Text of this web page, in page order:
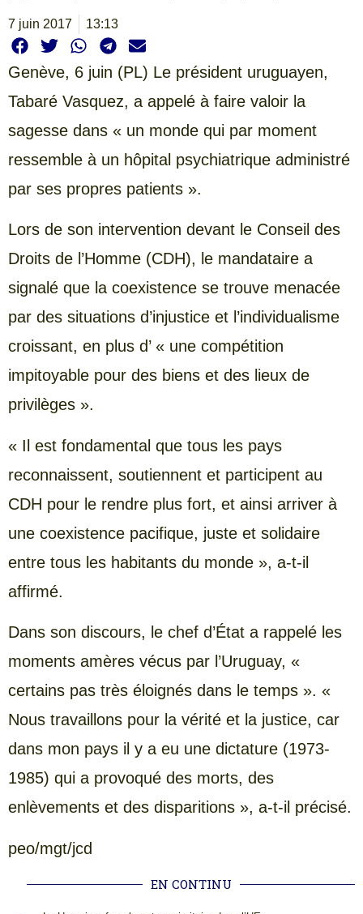
7 juin 2017 13:13
Genève, 6 juin (PL) Le président uruguayen,
Tabaré Vasquez, a appelé à faire valoir la
sagesse dans « un monde qui par moment
ressemble à un hôpital psychiatrique administré
par ses propres patients ».
Lors de son intervention devant le Conseil des
Droits de l’Homme (CDH), le mandataire a
signalé que la coexistence se trouve menacée
par des situations d’injustice et l’individualisme
croissant, en plus d’ « une compétition
impitoyable pour des biens et des lieux de
privilèges ».
« Il est fondamental que tous les pays
reconnaissent, soutiennent et participent au
CDH pour le rendre plus fort, et ainsi arriver à
une coexistence pacifique, juste et solidaire
entre tous les habitants du monde », a-t-il
affirmé.
Dans son discours, le chef d’État a rappelé les
moments amères vécus par l’Uruguay, «
certains pas très éloignés dans le temps ». «
Nous travaillons pour la vérité et la justice, car
dans mon pays il y a eu une dictature (1973-
1985) qui a provoqué des morts, des
enlèvements et des disparitions », a-t-il précisé.
peo/mgt/jcd
EN CONTINU